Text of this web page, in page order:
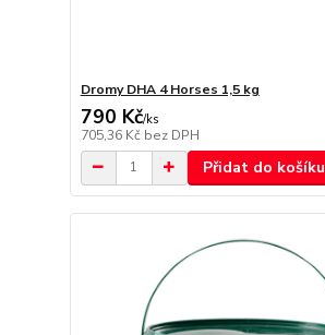
Dromy DHA 4 Horses 1,5 kg
790 Kč/ks
705,36 Kč bez DPH
Přidat do košíku